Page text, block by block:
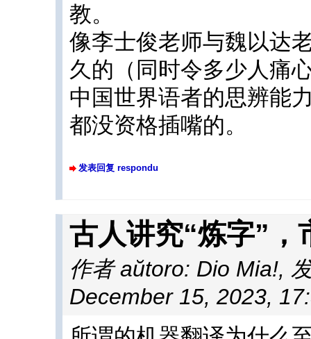
教。
像李士俊老师与魏以达
久的（同时令多少人痛
中国世界语者的思辨能
都没资格插嘴的。
发表回复 respondu
古人讲究“炼字”，
作者 aŭtoro: Dio Mia!,
December 15, 2023,